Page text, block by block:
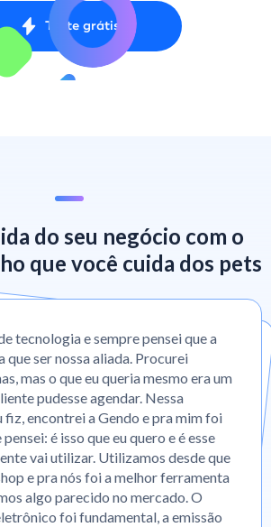
Teste grátis
do seu negócio com o
que você cuida dos pets
tecnologia e sempre pensei que a
que ser nossa aliada. Procurei
mas o que eu queria mesmo era um
pudesse agendar. Nessa
fiz, encontrei a Gendo e pra mim foi
é isso que eu quero e é esse
vai utilizar. Utilizamos desde que
e pra nós foi a melhor ferramenta
algo parecido no mercado. O
foi fundamental, a emissão